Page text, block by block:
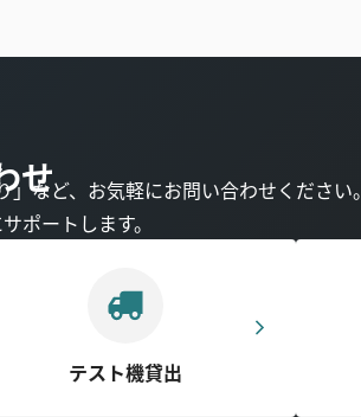
せ
など、お気軽にお問い合わせください。
ポートします。
テスト機貸出